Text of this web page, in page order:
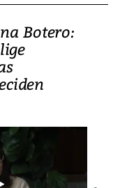
Botero: